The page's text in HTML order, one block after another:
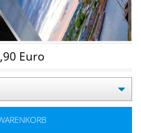
Euro